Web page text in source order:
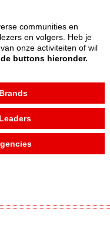
communities en
en volgers. Heb je
onze activiteiten of wil
buttons hieronder.